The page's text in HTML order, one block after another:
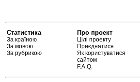
Статистика
За країною
За мовою
За рубрикою
Про проект
Цілі проекту
Приєднатися
Як користуватися
сайтом
F.A.Q.